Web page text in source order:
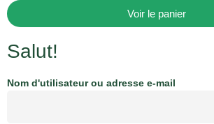
Voir le panier
Salut!
Nom d'utilisateur ou adresse e-mail